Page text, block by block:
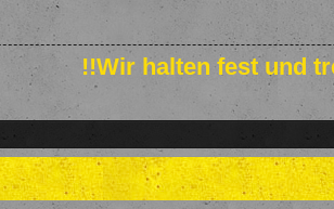
!!Wir halten fest und